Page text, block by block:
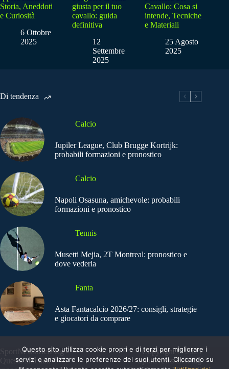
Storia, Aneddoti
e Curiosità
6 Ottobre
2025
giusta per il tuo
cavallo: guida
definitiva
12
Settembre
2025
Cavallo: Cosa si
intende, Tecniche
e Materiali
25 Agosto
2025
Di tendenza
Calcio
Jupiler League, Club Brugge Kortrijk:
probabili formazioni e pronostico
Calcio
Napoli Osasuna, amichevole: probabili
formazioni e pronostico
Tennis
Musetti Mejia, 2T Montreal: pronostico e
dove vederla
Fanta
Asta Fantacalcio 2026/27: consigli, strategie
e giocatori da comprare
SportNews.BetFlag -
Questo sito non
Copyright © 2025
SportNews BetFlag
Questo sito utilizza cookie propri e di terzi per migliorare i
servizi e analizzare le preferenze dei suoi utenti. Cliccando su